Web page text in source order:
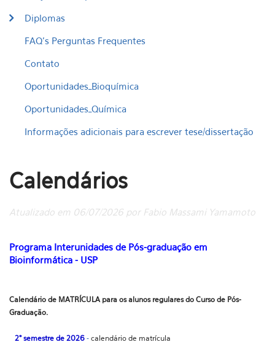
Diplomas
FAQ's Perguntas Frequentes
Contato
Oportunidades_Bioquímica
Oportunidades_Química
Informações adicionais para escrever tese/dissertação
Calendários
Atualizado em 06/07/2026 por Fabio Massami Yamamoto
Programa Interunidades de Pós-graduação em
Bioinformática - USP
Calendário de MATRÍCULA para os alunos regulares do Curso de Pós-
Graduação.
2° semestre de 2026 - calendário de matrícula